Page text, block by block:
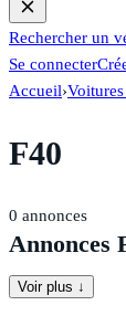
Rechercher un
Se connecter
Accueil›
F40
0 annonces
Annonces
Voir plus ↓